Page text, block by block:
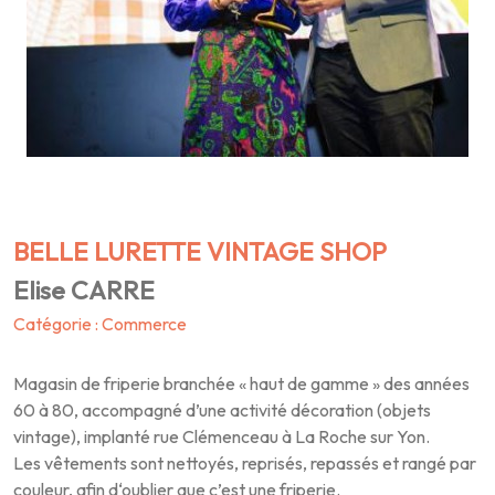
BELLE LURETTE VINTAGE SHOP
Elise CARRE
Catégorie : Commerce
Magasin de friperie branchée « haut de gamme » des années
60 à 80, accompagné d’une activité décoration (objets
vintage), implanté rue Clémenceau à La Roche sur Yon.
Les vêtements sont nettoyés, reprisés, repassés et rangé par
couleur, afin d‘oublier que c’est une friperie.